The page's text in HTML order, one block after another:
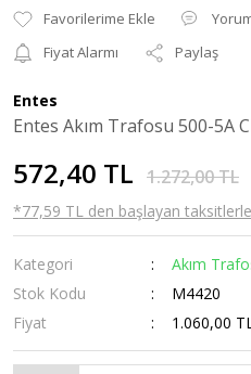
Fiyat Alarmı
Paylaş
Entes
Entes Akım Trafosu 500-5A
572,40 TL 1.272,00 TL
*77,59 TL den başlayan
Kategori
Akım
Stok Kodu
M4420
Fiyat
1.060,00